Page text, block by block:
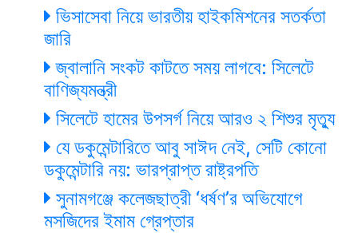
ভিসাসেবা নিয়ে ভারতীয় হাইকমিশনের সতর্কতা
জারি
জ্বালানি সংকট কাটতে সময় লাগবে: সিলেটে
বাণিজ্যমন্ত্রী
সিলেটে হামের উপসর্গ নিয়ে আরও ২ শিশুর মৃত্যু
যে ডকুমেন্টারিতে আবু সাঈদ নেই, সেটি কোনো
ডকুমেন্টারি নয়: ভারপ্রাপ্ত রাষ্ট্রপতি
সুনামগঞ্জে কলেজছাত্রী ‘ধর্ষণ’র অভিযোগে
মসজিদের ইমাম গ্রেপ্তার